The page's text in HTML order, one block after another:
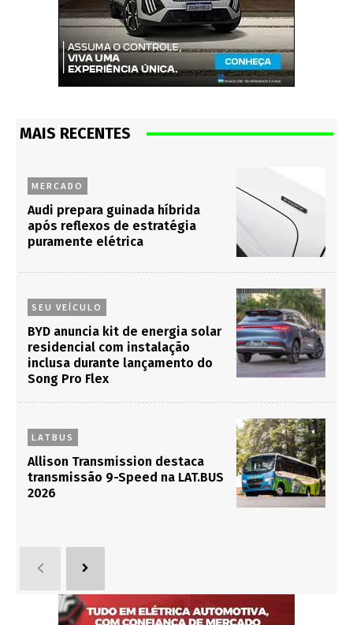
MAIS RECENTES
MERCADO
Audi prepara guinada híbrida
após reflexos de estratégia
puramente elétrica
SEU VEÍCULO
BYD anuncia kit de energia solar
residencial com instalação
inclusa durante lançamento do
Song Pro Flex
LATBUS
Allison Transmission destaca
transmissão 9-Speed na LAT.BUS
2026